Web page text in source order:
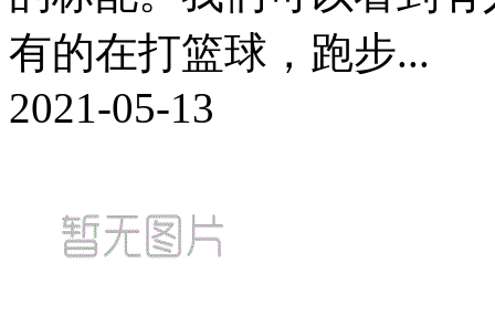
有的在打篮球，跑步...
2021-05-13